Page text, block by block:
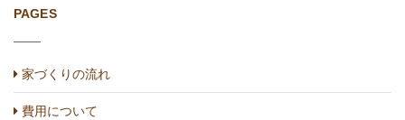
PAGES
家づくりの流れ
費用について